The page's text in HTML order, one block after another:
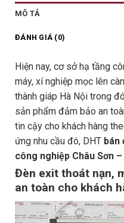
MÔ TẢ
ĐÁNH GIÁ (0)
Hiện nay, cơ sở hạ tầng
máy, xí nghiệp mọc lên
thành giáp Hà Nội trong
sản phẩm đảm bảo an
tin cậy cho khách hàng
ứng nhu cầu đó, DHT bán
công nghiệp Châu Sơn –
Đèn exit thoát nạn,
an toàn cho khách